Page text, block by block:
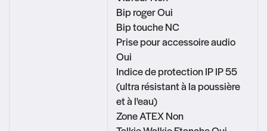
Bip roger Oui
Bip touche NC
Prise pour accessoire audio
Oui
Indice de protection IP IP 55
(ultra résistant à la poussière
et à l'eau)
Zone ATEX Non